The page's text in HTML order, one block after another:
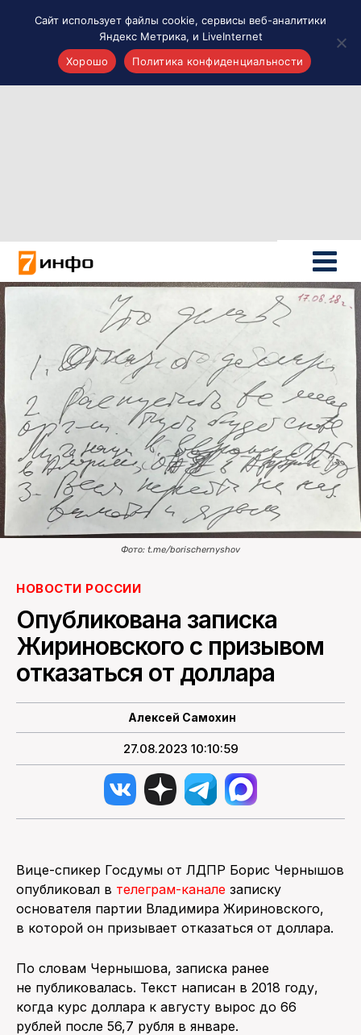
Новости России
Политика
Новости мира
Все материалы 7инфо
ПОИСК ПО САЙТУ
Фото: t.me/borischernyshov
НОВОСТИ РОССИИ
Опубликована записка
Жириновского с призывом
отказаться от доллара
Алексей Самохин
27.08.2023 10:10:59
Вице-спикер Госдумы от ЛДПР Борис Чернышов
опубликовал в телеграм-канале записку
основателя партии Владимира Жириновского,
в которой он призывает отказаться от доллара.
По словам Чернышова, записка ранее
не публиковалась. Текст написан в 2018 году,
когда курс доллара к августу вырос до 66
рублей после 56,7 рубля в январе.
Сайт использует файлы cookie, сервисы веб-аналитики
Яндекс Метрика, и LiveInternet
Хорошо
Политика конфиденциальности